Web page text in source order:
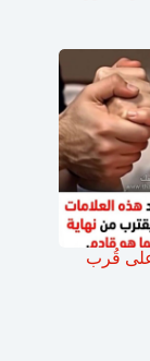
على قُرب